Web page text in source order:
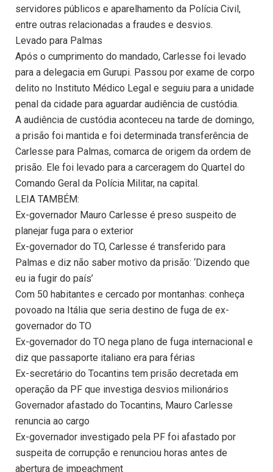
servidores públicos e aparelhamento da Polícia Civil,
entre outras relacionadas a fraudes e desvios.
Levado para Palmas
Após o cumprimento do mandado, Carlesse foi levado
para a delegacia em Gurupi. Passou por exame de corpo
delito no Instituto Médico Legal e seguiu para a unidade
penal da cidade para aguardar audiência de custódia.
A audiência de custódia aconteceu na tarde de domingo,
a prisão foi mantida e foi determinada transferência de
Carlesse para Palmas, comarca de origem da ordem de
prisão. Ele foi levado para a carceragem do Quartel do
Comando Geral da Polícia Militar, na capital.
LEIA TAMBÉM:
Ex-governador Mauro Carlesse é preso suspeito de
planejar fuga para o exterior
Ex-governador do TO, Carlesse é transferido para
Palmas e diz não saber motivo da prisão: ‘Dizendo que
eu ia fugir do país’
Com 50 habitantes e cercado por montanhas: conheça
povoado na Itália que seria destino de fuga de ex-
governador do TO
Ex-governador do TO nega plano de fuga internacional e
diz que passaporte italiano era para férias
Ex-secretário do Tocantins tem prisão decretada em
operação da PF que investiga desvios milionários
Governador afastado do Tocantins, Mauro Carlesse
renuncia ao cargo
Ex-governador investigado pela PF foi afastado por
suspeita de corrupção e renunciou horas antes de
abertura de impeachment